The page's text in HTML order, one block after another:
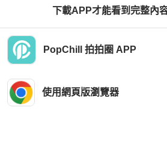
框 細框古董眼鏡Japan/glasses
TWD 1,580
全新品
agnès
膠框眼鏡
價都要
TWD
下載APP才能看到完整內
PopChill 拍拍圈 APP
使用網頁版瀏覽器